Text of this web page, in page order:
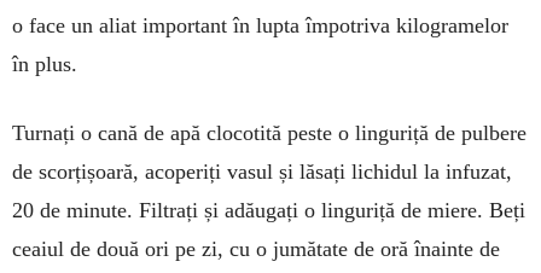
o face un aliat impor­tant în lupta împotriva kilogramelor
în plus.
Turnați o cană de apă clocotită peste o linguriță de pulbere
de scorțișoară, acoperiți vasul și lăsați lichidul la infuzat,
20 de minute. Filtrați și adă­ugați o linguriță de miere. Beți
ceaiul de două ori pe zi, cu o jumătate de oră înainte de